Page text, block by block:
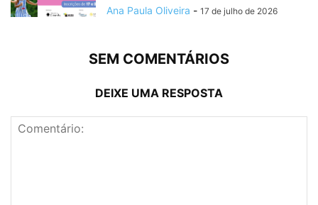
Ana Paula Oliveira - 17 de julho de 2026
SEM COMENTÁRIOS
DEIXE UMA RESPOSTA